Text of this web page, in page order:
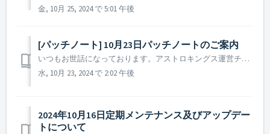
金, 10月 25, 2024 で 5:01 午後
[パッチノート] 10月23日パッチノートのご案内
いつもお世話になっております。アストロキングス運営チームです。 本日(2024年10月23日)実施されたパッチノートについてご案内いたします。 ▶ 2024年10月23日パッチノートのご案内 - 一部の言語において、ゲーム内の誤字脱字を修正しました。 ※ 参考事項 - 該...
水, 10月 23, 2024 で 2:02 午後
2024年10月16日定期メンテナンス及びアップデー
トについて